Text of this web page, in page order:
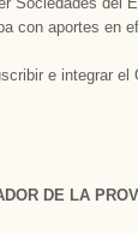
con aportes en
e integrar el
DE LA